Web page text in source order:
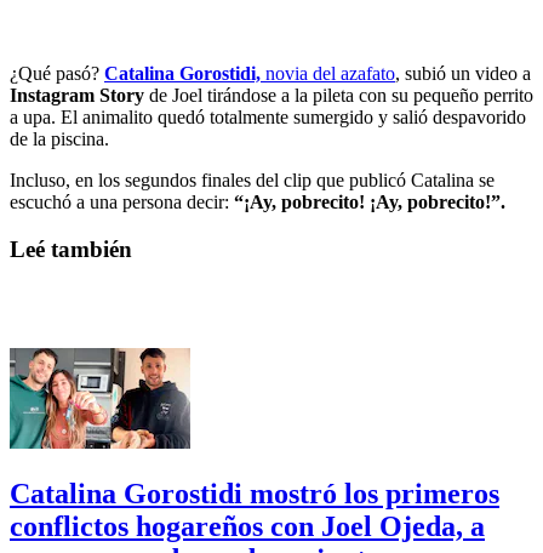
¿Qué pasó? Catalina Gorostidi, novia del azafato, subió un video a
Instagram Story de Joel tirándose a la pileta con su pequeño perrito
a upa. El animalito quedó totalmente sumergido y salió despavorido
de la piscina.
Incluso, en los segundos finales del clip que publicó Catalina se
escuchó a una persona decir: “¡Ay, pobrecito! ¡Ay, pobrecito!”.
Leé también
Catalina Gorostidi mostró los primeros
conflictos hogareños con Joel Ojeda, a